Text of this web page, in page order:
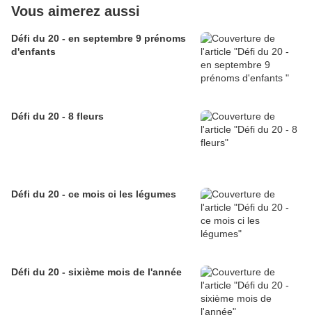
Vous aimerez aussi
Défi du 20 - en septembre 9 prénoms
d'enfants
Défi du 20 - 8 fleurs
Défi du 20 - ce mois ci les légumes
Défi du 20 - sixième mois de l'année